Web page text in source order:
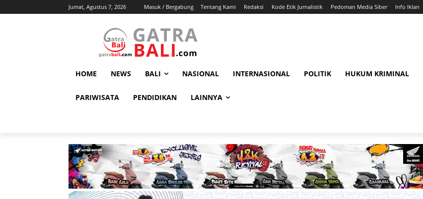
Jumat, Agustus 7, 2026 Masuk / Bergabung Tentang Kami Redaksi Kode Etik Jurnalistik Pedoman Media Siber Info Iklan
HOME NEWS BALI NASIONAL INTERNASIONAL POLITIK HUKUM KRIMINAL
PARIWISATA PENDIDIKAN LAINNYA